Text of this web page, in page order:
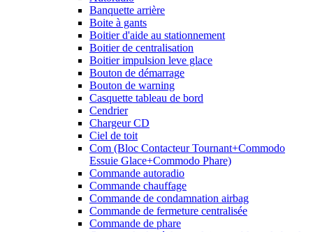
Banquette arrière
Boite à gants
Boitier d'aide au stationnement
Boitier de centralisation
Boitier impulsion leve glace
Bouton de démarrage
Bouton de warning
Casquette tableau de bord
Cendrier
Chargeur CD
Ciel de toit
Com (Bloc Contacteur Tournant+Commodo
Essuie Glace+Commodo Phare)
Commande autoradio
Commande chauffage
Commande de condamnation airbag
Commande de fermeture centralisée
Commande de phare